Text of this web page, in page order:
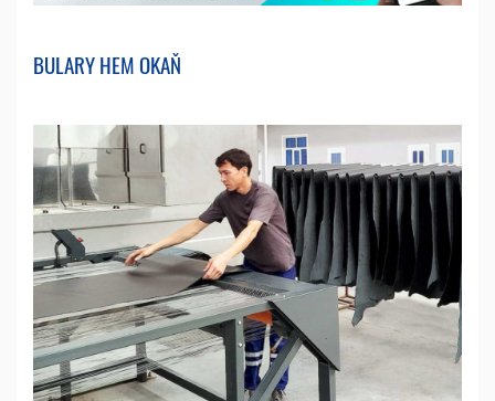
BULARY HEM OKAŇ